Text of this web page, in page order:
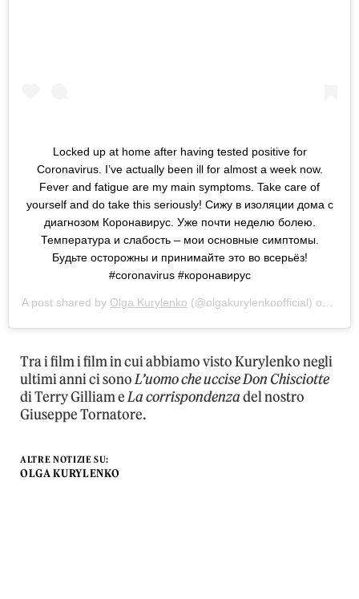
Locked up at home after having tested positive for
Coronavirus. I’ve actually been ill for almost a week now.
Fever and fatigue are my main symptoms. Take care of
yourself and do take this seriously! Сижу в изоляции дома с
диагнозом Коронавирус. Уже почти неделю болею.
Температура и слабость – мои основные симптомы.
Будьте осторожны и принимайте это во всерьёз!
#coronavirus #коронавирус
A post shared by Olga Kurylenko (@olgakurylenkoofficial) on
Tra i film i film in cui abbiamo visto Kurylenko negli
ultimi anni ci sonoL’uomo che uccise Don Chisciotte
di Terry Gilliam eLa corrispondenzadel nostro
Giuseppe Tornatore.
ALTRE NOTIZIE SU:
OLGA KURYLENKO